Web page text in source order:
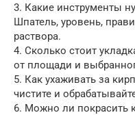
3. Какие инструменты
Шпатель, уровень,
раствора.
4. Сколько стоит
от площади и
5. Как ухаживать за
чистите и
6. Можно ли покрасить